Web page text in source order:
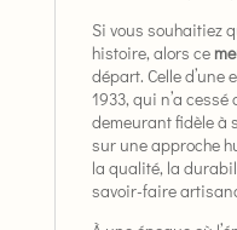
Si vous souhaitiez
histoire, alors ce
départ. Celle d’une
1933, qui n’a
demeurant fidèle à
sur une approche
la qualité, la
savoir-faire